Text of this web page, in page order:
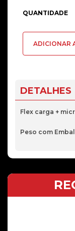
QUANTIDADE
ADICIONAR
DETALHES
Flex carga +
Peso com